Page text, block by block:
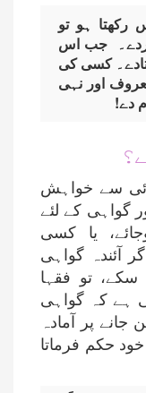
ہو تو
جب اس
کسی کی
اور نہی
دے!
سے خواہش
گواہی کے لئے
یا کسی
آئندہ گواہی
تو فقہا
ہے کہ گواہی
پر آمادہ
حکم فرماتا